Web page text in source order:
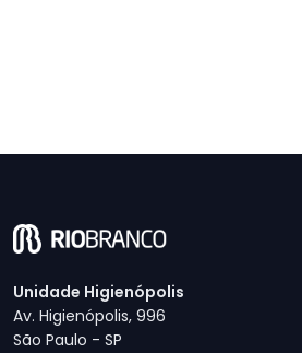
Unidade Higienópolis
Av. Higienópolis, 996
São Paulo - SP